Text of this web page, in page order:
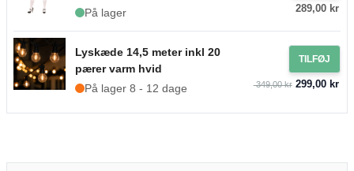
På lager
289,00 kr
Lyskæde 14,5 meter inkl 20
pærer varm hvid
På lager 8 - 12 dage
TILFØJ
349,00 kr299,00 kr